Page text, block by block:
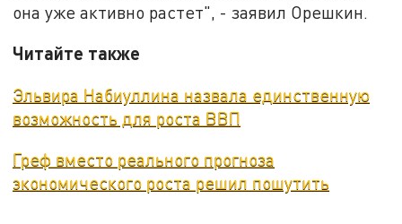
она уже активно растет", - заявил Орешкин.
Читайте также
Эльвира Набиуллина назвала единственную
возможность для роста ВВП
Греф вместо реального прогноза
экономического роста решил пошутить